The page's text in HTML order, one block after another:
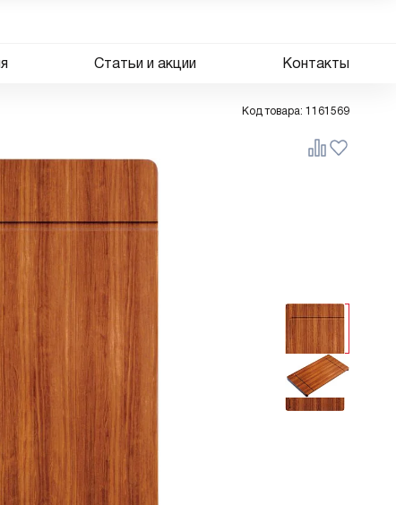
Статьи и акции Контакты
Код товара: 1161569